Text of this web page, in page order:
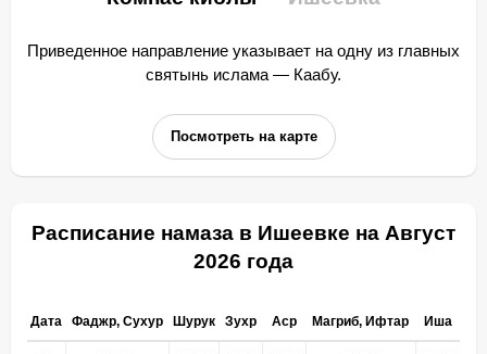
Приведенное направление указывает на одну из главных
святынь ислама — Каабу.
Посмотреть на карте
Расписание намаза в Ишеевке на Август
2026 года
Дата Фаджр, Сухур Шурук Зухр Аср Магриб, Ифтар Иша